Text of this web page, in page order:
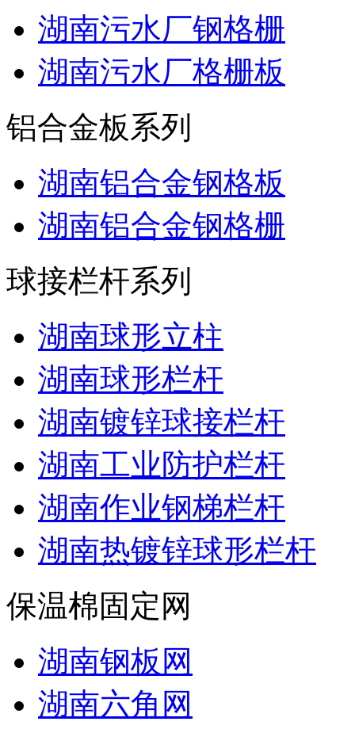
湖南污水厂钢格栅
湖南污水厂格栅板
铝合金板系列
湖南铝合金钢格板
湖南铝合金钢格栅
球接栏杆系列
湖南球形立柱
湖南球形栏杆
湖南镀锌球接栏杆
湖南工业防护栏杆
湖南作业钢梯栏杆
湖南热镀锌球形栏杆
保温棉固定网
湖南钢板网
湖南六角网